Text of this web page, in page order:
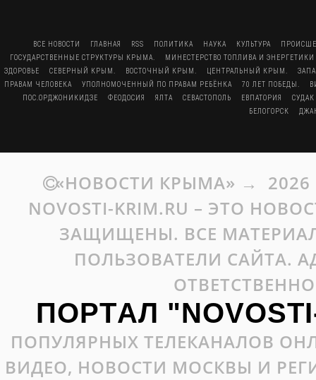
ВСЕ НОВОСТИ ГЛАВНАЯ RSS ПОЛИТИКА НАУКА КУЛЬТУРА
ГОСУДАРСТВЕННЫЕ СТРУКТУРЫ КРЫМА.
МИНЕСТЕРСТВО ТОПЛИВА И
ЗДОРОВЬЕ
СЕВЕРНЫЙ КРЫМ. ВОСТОЧНЫЙ КРЫМ. ЦЕНТРАЛЬНЫЙ КРЫМ.
ПРАВАМ ЧЕЛОВЕКА
УПОЛНОМОЧЕННЫЙ ПО ПРАВАМ РЕБЁНКА 70 ЛЕТ ПОБЕДЫ.
ПОС.ОРДЖОНИКИДЗЕ
ФЕОДОСИЯ ЯЛТА СЕВАСТОПОЛЬ ЕВПАТОРИЯ
СУДАК
БЕЛОГОРСК
«НОВОСТИ КРЫМА» → 2026
NOVOSTI-KRIM.RU – ЭТО
ЗАЩИЩЕНЫ. ВСЕ
ПОЛЬЗОВАТЕЛИ САЙТА.
ПОРТАЛ
ПОПУЛЯРНЫХ ТЕЛЕКАНАЛОВ
ВИДЕО, НОВОСТИ МОСКВЫ И